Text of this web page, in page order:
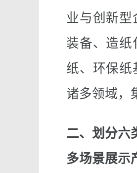
业与创新
装备、造纸
纸、环保纸
诸多领域，
二、划分六
多场景展示